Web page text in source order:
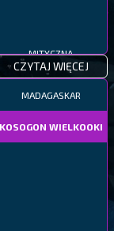
MITYCZNA
CZYTAJ WIĘCEJ
MADAGASKAR
KOSOGON WIELKOOKI